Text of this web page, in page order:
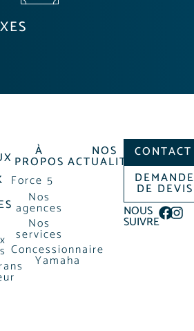
À
PROPOS
Force 5
Nos
agences
Nos
services
Concessionnaire
Yamaha
NOS
ACTUALITÉS
CONTACT
DE DEVIS
NOUS
SUIVRE